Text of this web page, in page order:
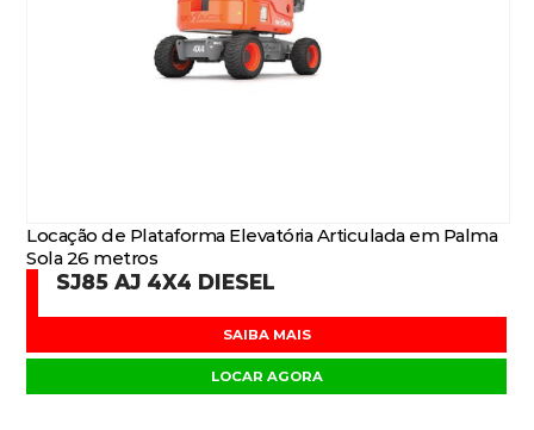
Locação de Plataforma Elevatória Articulada em Palma
Sola 26 metros
SJ85 AJ 4X4 DIESEL
SAIBA MAIS
LOCAR AGORA